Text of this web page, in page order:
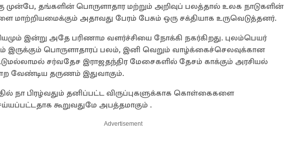
முன்பே, தங்களின் பொருளாதார மற்றும் அறிவுப் பலத்தால் உலக நாடுகளின்
மாற்றியமைக்கும் அதாவது பேரம் பேசும் ஒரு சக்தியாக உருவெடுத்தனர்.
இன்று அதே பரிணாம வளர்ச்சியை நோக்கி நகர்கிறது. புலம்பெயர்
இருக்கும் பொருளாதாரப் பலம், இனி வெறும் வாழ்க்கைச்செலவுக்கான
சர்வதேச இராஜதந்திர மேசைகளில் தேசம் காக்கும் அரசியல்
வேண்டிய தருணம் இதுவாகும்.
நா பிரழ்வதும் தனிப்பட்ட விருப்புகளுக்காக கொள்கைகளை
கூறுவதுமே அபத்தமாகும் .
Advertisement